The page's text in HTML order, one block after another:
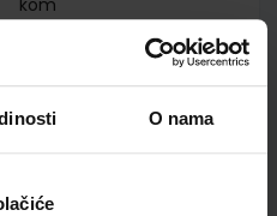
O nama
ŠKOLSKA KNJIGA d.d.
Sanja Martinko Tanja
Ćulibrk
08 8.RAZRED OŠ
1 OSNOVNA